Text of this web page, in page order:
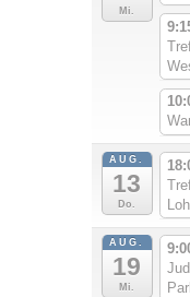
Mi.
AUG.
13
Do.
AUG.
19
Mi.